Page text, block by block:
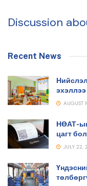
Discussion
Recent News
эхэллээ
AUGUST
НӨАТ-
цагт
JULY 22,